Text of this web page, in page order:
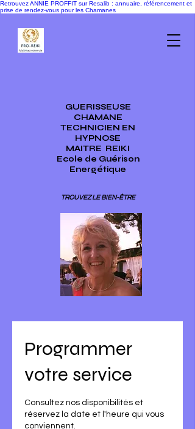
Retrouvez ANNIE PROFFIT sur Resalib : annuaire, référencement et
prise de rendez-vous pour les Chamanes
GUERISSEUSE
CHAMANE
TECHNICIEN EN
HYPNOSE
MAITRE REIKI
Ecole de Guérison
Energétique
TROUVEZ LE BIEN-ÊTRE
Programmer
votre service
Consultez nos disponibilités et
réservez la date et l'heure qui vous
conviennent.